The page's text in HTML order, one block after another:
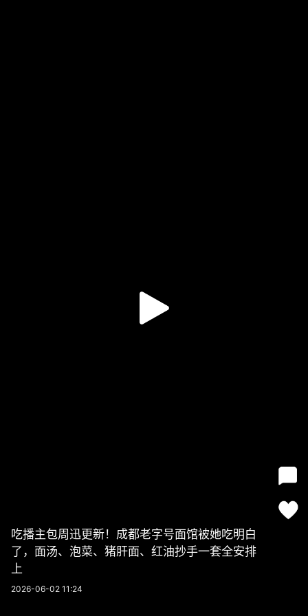
吃播主包周迅更新！成都老字号面馆被她吃明白
了，面汤、泡菜、猪肝面、红油抄手一套全安排
上
2026-06-02 11:24